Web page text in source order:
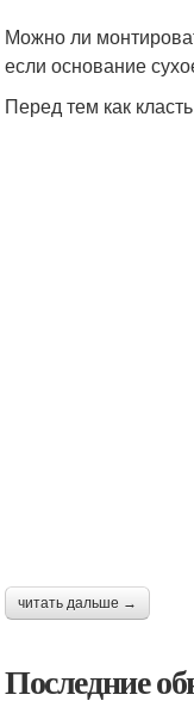
Можно ли
если основание
Перед тем как
читать дальше →
Последние